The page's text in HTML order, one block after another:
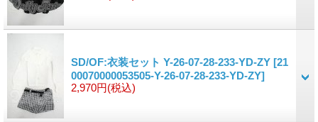
SD/OF:衣装セット Y-26-07-28-233-YD-ZY [21
00070000053505-Y-26-07-28-233-YD-ZY]
2,970円(税込)